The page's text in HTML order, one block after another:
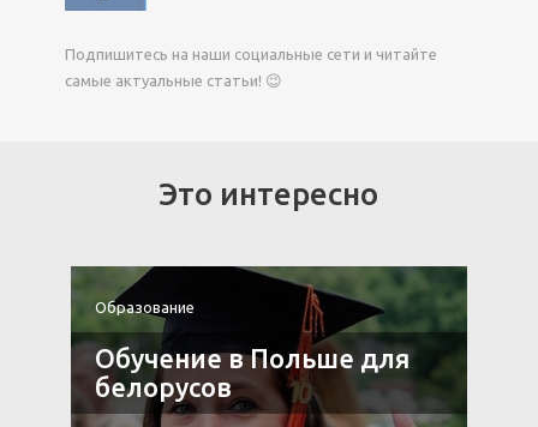
Подпишитесь на наши социальные сети и читайте
самые актуальные статьи! 😉
Это интересно
Образование
Обучение в Польше для
белорусов